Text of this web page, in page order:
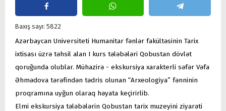
Baxış sayı: 5822
Azərbaycan Universiteti Humanitar fənlər fakültəsinin Tarix
ixtisası üzrə təhsil alan I kurs tələbələri Qobustan dövlət
qoruğunda olublar. Mühazirə - ekskursiya xarakterli səfər Vəfa
Əhmədova tərəfindən tədris olunan “Arxeologiya” fənninin
proqramına uyğun olaraq həyata keçirirlib.
Elmi ekskursiya tələbələrin Qobustan tarix muzeyini ziyarəti